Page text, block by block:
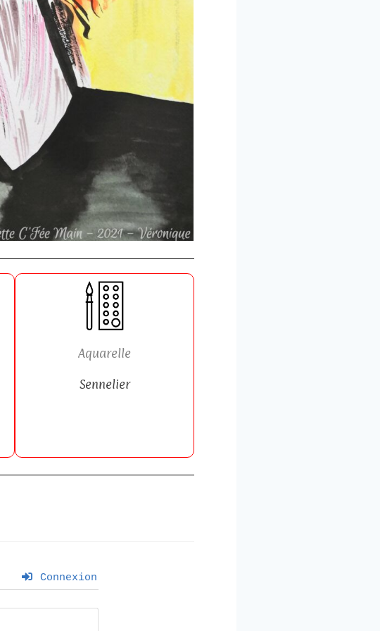
Aquarelle
Sennelier
Connexion